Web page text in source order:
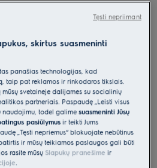
su garų rinktuvu
„SaphirMatt®“
Gaminio informacijos lapas
„Bridge“ – virtuvės erdvei ir
sujungia indukciją ir garų
galima išvalyti ir naudoti
skirtus suasmeninti
panašias technologijas, kad
taip pat reklamos ir rinkodaros tikslais.
svetainėje dalijamės su socialinių
partneriais. Paspaudę „Leisti visus
naudojimu, todėl galimesuasmeninti Jūsų
pasiūlymus ir teikti Jums
„Tęsti nepriėmus“ blokuojate nebūtinus
ir mūsų teikiamos paslaugos gali būti
rasite mūsų Slapukų pranešime ir
.
Tęsti nepriimant